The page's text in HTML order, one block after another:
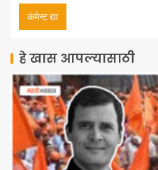
हे खास आपल्यासाठी